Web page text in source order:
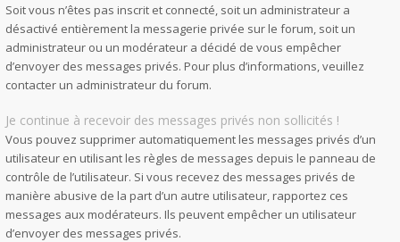
Soit vous n’êtes pas inscrit et connecté, soit un administrateur a
désactivé entièrement la messagerie privée sur le forum, soit un
administrateur ou un modérateur a décidé de vous empêcher
d’envoyer des messages privés. Pour plus d’informations, veuillez
contacter un administrateur du forum.
Je continue à recevoir des messages privés non sollicités !
Vous pouvez supprimer automatiquement les messages privés d’un
utilisateur en utilisant les règles de messages depuis le panneau de
contrôle de l’utilisateur. Si vous recevez des messages privés de
manière abusive de la part d’un autre utilisateur, rapportez ces
messages aux modérateurs. Ils peuvent empêcher un utilisateur
d’envoyer des messages privés.